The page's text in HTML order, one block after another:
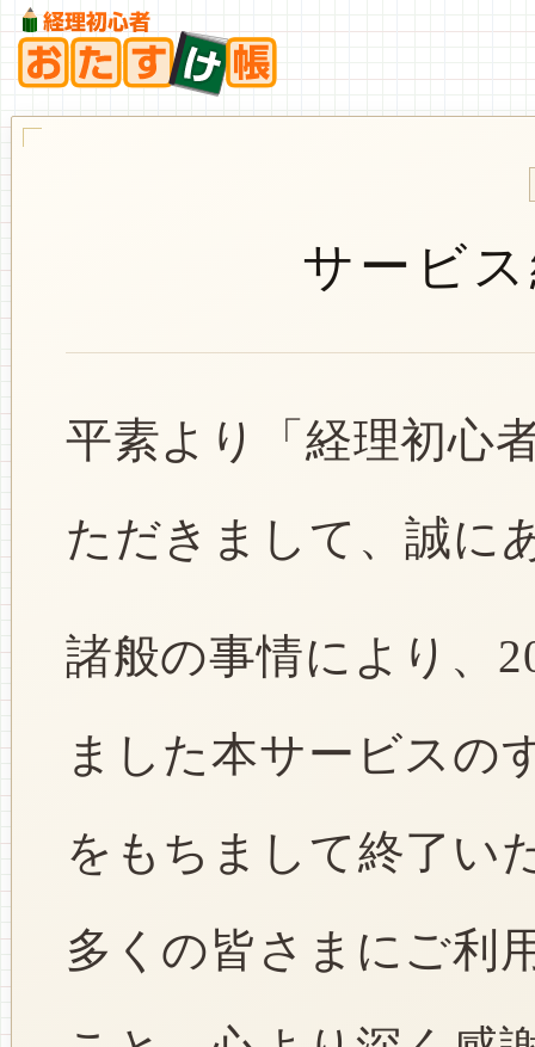
サービ
平素より「経理初心
ただきまして、誠に
諸般の事情により、
ました本サービスの
をもちまして終了い
多くの皆さまにご利